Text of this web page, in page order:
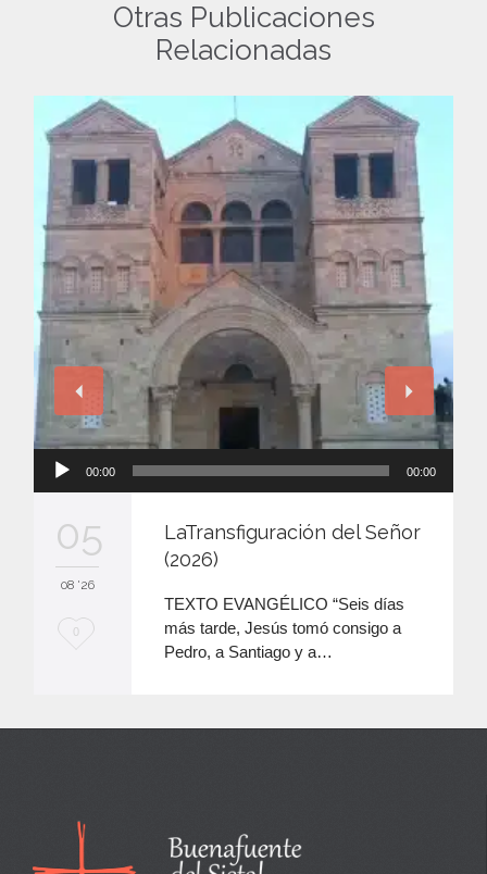
Otras Publicaciones
Relacionadas
00:00 00:00
05
08 '26
M
n
0
LaTransfiguración del Señor
(2026)
TEXTO EVANGÉLICO “Seis días
más tarde, Jesús tomó consigo a
Pedro, a Santiago y a…